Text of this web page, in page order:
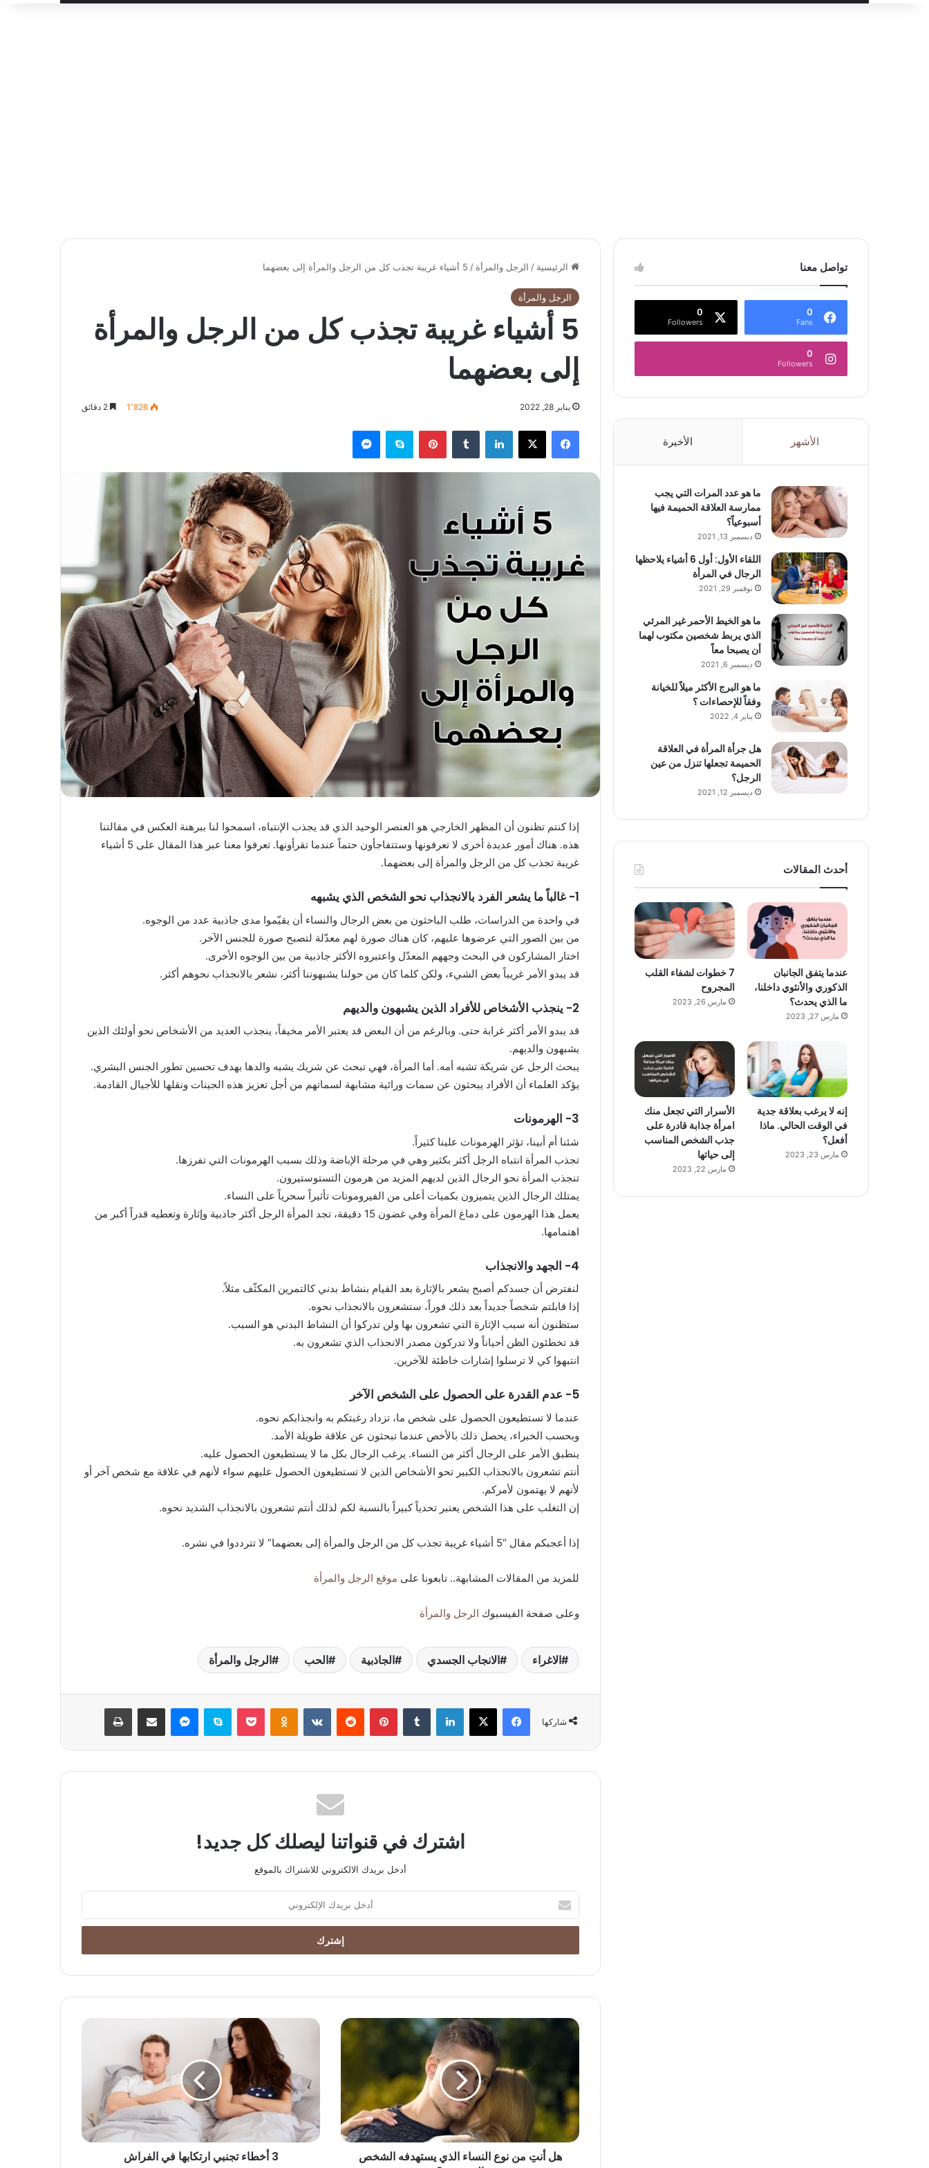
عن
الرئيسية / الرجل والمرأة / 5 أشياء غريبة تجذب كل من الرجل والمرأة إلى بعضهما
الرجل والمرأة
5 أشياء غريبة تجذب كل من الرجل والمرأة
إلى بعضهما
يناير 28, 2022 1٬826
فيسبوك X لينكدإن بينتيريستسكايب ماسنجر
إذا كنتم تظنون أن المظهر الخارجي هو العنصر الوحيد الذي قد يجذب الإنتباه، اسمحوا لنا ببرهنة العكس في مقالتنا
هذه. هناك أمور عديدة أخرى لا تعرفونها وستتفاجأون حتماً عندما تقرأونها. تعرفوا معنا عبر هذا المقال على 5 أشياء
غريبة تجذب كل من الرجل والمرأة إلى بعضهما.
1- غالباً ما يشعر الفرد بالانجذاب نحو الشخص الذي يشبهه
في واحدة من الدراسات، طلب الباحثون من بعض الرجال والنساء أن يقيّموا مدى جاذبية عدد من الوجوه.
من بين الصور التي عرضوها عليهم، كان هناك صورة لهم معدّلة لتصبح صورة للجنس الآخر.
اختار المشاركون في البحث وجههم المعدّل واعتبروه الأكثر جاذبية من بين الوجوه الأخرى.
قد يبدو الأمر غريباً بعض الشيء، ولكن كلما كان من حولنا يشبهوننا أكثر، نشعر بالانجذاب نحوهم أكثر.
2- ينجذب الأشخاص للأفراد الذين يشبهون والديهم
قد يبدو الأمر أكثر غرابة حتى. وبالرغم من أن البعض قد يعتبر الأمر مخيفاً، ينجذب العديد من الأشخاص نحو أولئك الذين
يشبهون والديهم.
يبحث الرجل عن شريكة تشبه أمه. أما المرأة، فهي تبحث عن شريك يشبه والدها بهدف تحسين تطور الجنس البشري.
يؤكد العلماء أن الأفراد يبحثون عن سمات ورائية مشابهة لسماتهم من أجل تعزيز هذه الجينات ونقلها للأجيال القادمة.
3- الهرمونات
شئنا أم أبينا، تؤثر الهرمونات علينا كثيراً.
تجذب المرأة انتباه الرجل أكثر بكثير وهي في مرحلة الإباضة وذلك بسبب الهرمونات التي تفرزها.
تنجذب المرأة نحو الرجال الذين لديهم المزيد من هرمون التستوستيرون.
يمتلك الرجال الذين يتميزون بكميات أعلى من الفيرومونات تأثيراً سحرياً على النساء.
يعمل هذا الهرمون على دماغ المرأة وفي غضون 15 دقيقة، تجد المرأة الرجل أكثر جاذبية وإثارة وتعطيه قدراً أكبر من
اهتمامها.
4- الجهد والانجذاب
لنفترض أن جسدكم أصبح يشعر بالإثارة بعد القيام بنشاط بدني كالتمرين المكثّف مثلاً.
إذا قابلتم شخصاً جديداً بعد ذلك فوراً، ستشعرون بالانجذاب نحوه.
ستظنون أنه سبب الإثارة التي تشعرون بها ولن تدركوا أن النشاط البدني هو السبب.
قد تخطئون الظن أحياناً ولا تدركون مصدر الانجذاب الذي تشعرون به.
انتبهوا كي لا ترسلوا إشارات خاطئة للآخرين.
5- عدم القدرة على الحصول على الشخص الآخر
عندما لا تستطيعون الحصول على شخص ما، تزداد رغبتكم به وانجذابكم نحوه.
وبحسب الخبراء، يحصل ذلك بالأخص عندما تبحثون عن علاقة طويلة الأمد.
ينطبق الأمر على الرجال أكثر من النساء. يرغب الرجال بكل ما لا يستطيعون الحصول عليه.
أنتم تشعرون بالانجذاب الكبير تحو الأشخاص الذين لا تستطيعون الحصول عليهم سواء لأنهم في علاقة مع شخص آخر أو
لأنهم لا يهتمون لأمركم.
إن التغلب على هذا الشخص يعتبر تحدياً كبيراً بالنسبة لكم لذلك أنتم تشعرون بالانجذاب الشديد نحوه.
إذا أعجبكم مقال “5 أشياء غريبة تجذب كل من الرجل والمرأة إلى بعضهما” لا تترددوا في نشره.
للمزيد من المقالات المشابهة.. تابعونا على موقع الرجل والمرأة
وعلى صفحة الفيسبوك الرجل والمرأة
الاغراء الانجاب الجسدي الجاذبية الحب الرجل والمرأة
شاركها
فيسبوك X لينكدإن بينتيريست Odnoklassniki
بوكيت سكايب ماسنجر مشاركة عبر البريد طباعة
اشترك في قنواتنا ليصلك كل جديد!
أدخل بريدك الالكتروني للاشتراك بالموقع
أدخل
بريدك
الإلكتروني
هل أنتِ من نوع النساء الذي يستهدفه الشخص
3 أخطاء تجنبي ارتكابها في الفراش
تواصل معنا
0
Fans
0
Followers
0
Followers
الأشهر الأخيرة
ما هو عدد المرات التي يجب
ممارسة العلاقة الحميمة فيها
أسبوعياً؟
ديسمبر 13, 2021
اللقاء الأول: أول 6 أشياء يلاحظها
الرجال في المرأة
نوفمبر 29, 2021
ما هو الخيط الأحمر غير المرئي
الذي يربط شخصين مكتوب لهما
أن يصبحا معاً
ديسمبر 6, 2021
ما هو البرج الأكثر ميلاً للخيانة
وفقاً للإحصاءات ؟
يناير 4, 2022
هل جرأة المرأة في العلاقة
الحميمة تجعلها تنزل من عين
الرجل؟
ديسمبر 12, 2021
أحدث المقالات
عندما يتفق الجانبان
الذكوري والأنثوي داخلنا،
ما الذي يحدث؟
مارس 27, 2023
7 خطوات لشفاء القلب
المجروح
مارس 26, 2023
إنه لا يرغب بعلاقة جدية
في الوقت الحالي. ماذا
أفعل؟
مارس 23, 2023
الأسرار التي تجعل منك
امرأة جذابة قادرة على
جذب الشخص المناسب
إلى حياتها
مارس 22, 2023